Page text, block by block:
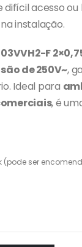
difícil acesso
instalação.
F
de 250V~,
Ideal para
, é
(pode ser